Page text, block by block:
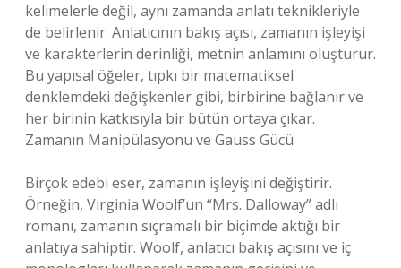
kelimelerle değil, aynı zamanda anlatı teknikleriyle
de belirlenir. Anlatıcının bakış açısı, zamanın işleyişi
ve karakterlerin derinliği, metnin anlamını oluşturur.
Bu yapısal öğeler, tıpkı bir matematiksel
denklemdeki değişkenler gibi, birbirine bağlanır ve
her birinin katkısıyla bir bütün ortaya çıkar.
Zamanın Manipülasyonu ve Gauss Gücü
Birçok edebi eser, zamanın işleyişini değiştirir.
Örneğin, Virginia Woolf’un “Mrs. Dalloway” adlı
romanı, zamanın sıçramalı bir biçimde aktığı bir
anlatıya sahiptir. Woolf, anlatıcı bakış açısını ve iç